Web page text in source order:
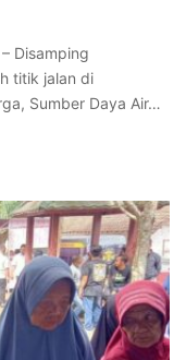
Disamping
titik jalan di
Sumber Daya Air…